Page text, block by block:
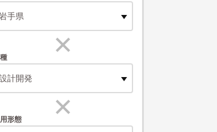
計開発
形態